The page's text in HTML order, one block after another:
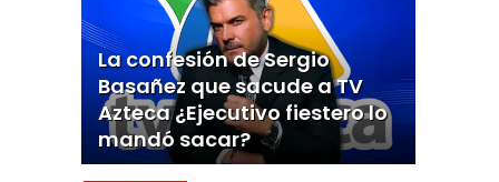
La confesión de Sergio
Basañez que sacude a TV
Azteca ¿Ejecutivo fiestero lo
mandó sacar?